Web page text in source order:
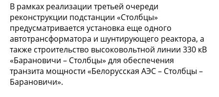
В рамках реализации третьей очереди
реконструкции подстанции «Столбцы»
предусматривается установка еще одного
автотрансформатора и шунтирующего реактора, а
также строительство высоковольтной линии 330 кВ
«Барановичи – Столбцы» для обеспечения
транзита мощности «Белорусская АЭС – Столбцы –
Барановичи».